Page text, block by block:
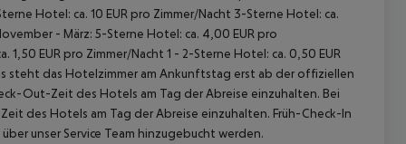
Hotel: ca. 10 EUR pro Zimmer/Nacht 3-Sterne Hotel: ca.
- März: 5-Sterne Hotel: ca. 4,00 EUR pro
EUR pro Zimmer/Nacht 1 - 2-Sterne Hotel: ca. 0,50 EUR
steht das Hotelzimmer am Ankunftstag erst ab der offiziellen
Out-Zeit des Hotels am Tag der Abreise einzuhalten. Bei
des Hotels am Tag der Abreise einzuhalten. Früh-Check-In
unser Service Team hinzugebucht werden.